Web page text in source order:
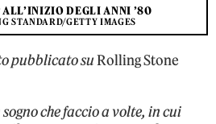
ALL’INIZIO DEGLI ANNI ’80
STANDARD/GETTY IMAGES
pubblicato suRolling Stone
che faccio a volte, in cui